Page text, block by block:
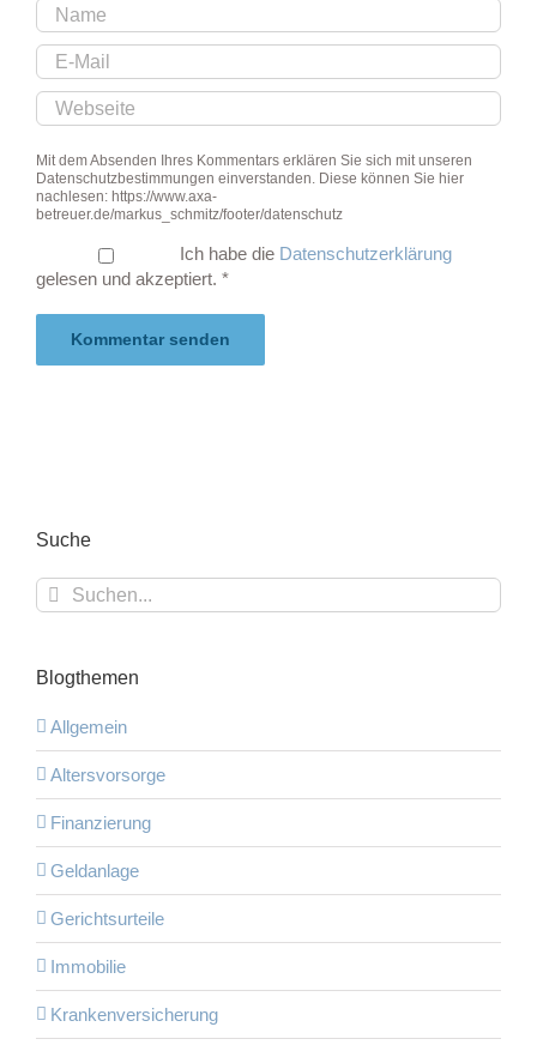
Mit dem Absenden Ihres Kommentars erklären Sie sich mit unseren
Datenschutzbestimmungen einverstanden. Diese können Sie hier
nachlesen: https://www.axa-
betreuer.de/markus_schmitz/footer/datenschutz
Ich habe die Datenschutzerklärung
gelesen und akzeptiert. *
Suche
Suche
nach:
Blogthemen
Allgemein
Altersvorsorge
Finanzierung
Geldanlage
Gerichtsurteile
Immobilie
Krankenversicherung